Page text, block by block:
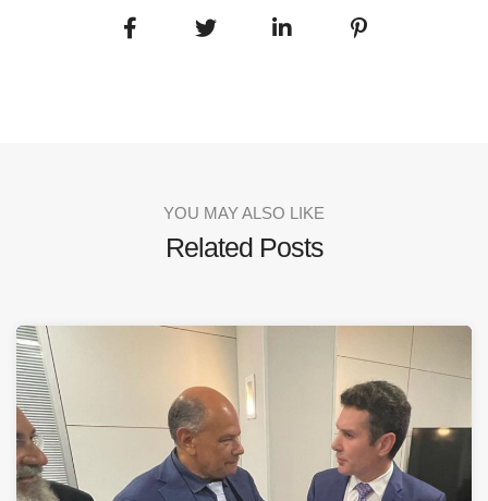
YOU MAY ALSO LIKE
Related Posts